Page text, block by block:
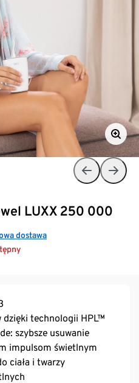
LUXX 250 000
dostawa
dzięki technologii HPL™
szybsze usuwanie
impulsom świetlnym
ciała i twarzy